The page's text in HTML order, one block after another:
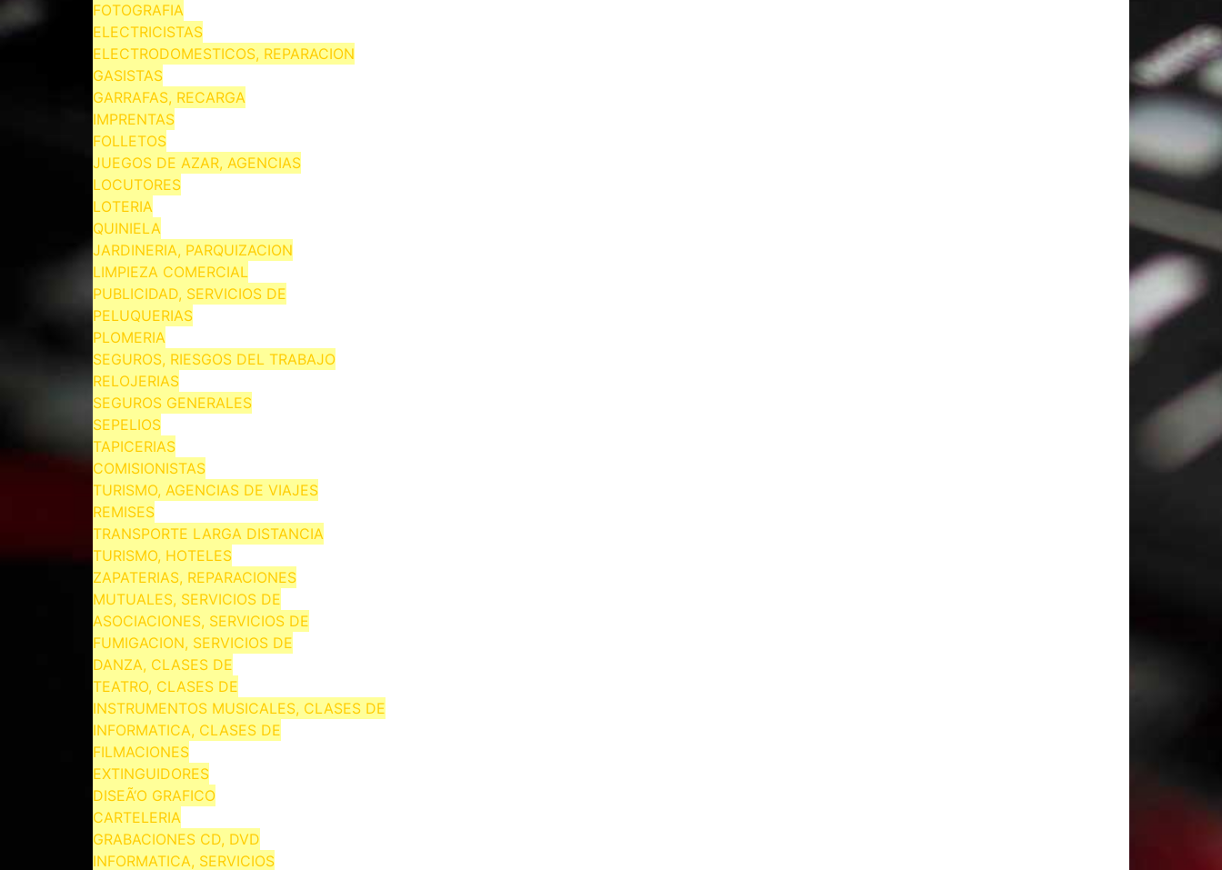
FOTOGRAFIA
ELECTRICISTAS
ELECTRODOMESTICOS, REPARACION
GASISTAS
GARRAFAS, RECARGA
IMPRENTAS
FOLLETOS
JUEGOS DE AZAR, AGENCIAS
LOCUTORES
LOTERIA
QUINIELA
JARDINERIA, PARQUIZACION
LIMPIEZA COMERCIAL
PUBLICIDAD, SERVICIOS DE
PELUQUERIAS
PLOMERIA
SEGUROS, RIESGOS DEL TRABAJO
RELOJERIAS
SEGUROS GENERALES
SEPELIOS
TAPICERIAS
COMISIONISTAS
TURISMO, AGENCIAS DE VIAJES
REMISES
TRANSPORTE LARGA DISTANCIA
TURISMO, HOTELES
ZAPATERIAS, REPARACIONES
MUTUALES, SERVICIOS DE
ASOCIACIONES, SERVICIOS DE
FUMIGACION, SERVICIOS DE
DANZA, CLASES DE
TEATRO, CLASES DE
INSTRUMENTOS MUSICALES, CLASES DE
INFORMATICA, CLASES DE
FILMACIONES
EXTINGUIDORES
DISEÃ‘O GRAFICO
CARTELERIA
GRABACIONES CD, DVD
INFORMATICA, SERVICIOS